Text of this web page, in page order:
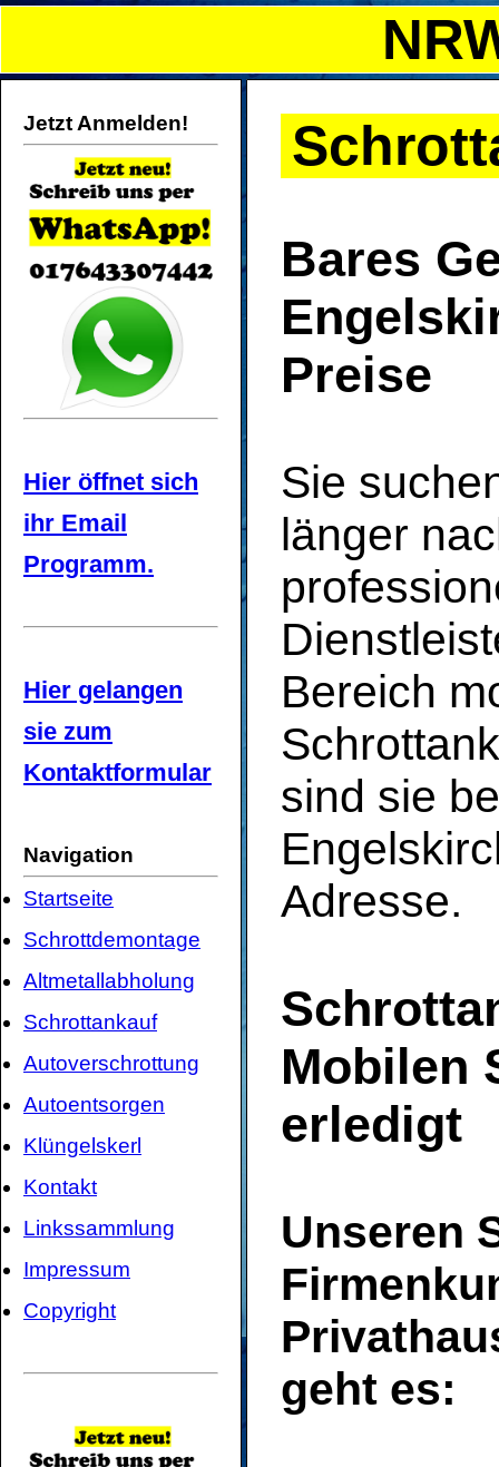
Jetzt Anmelden!
Hier öffnet sich
ihr Email
Programm.
Hier gelangen
sie zum
Kontaktformular
Navigation
Startseite
Schrottdemontage
Altmetallabholung
Schrottankauf
Autoverschrottung
Autoentsorgen
Klüngelskerl
Kontakt
Linkssammlung
Impressum
Copyright
Bares
Preise
Sie
länger
Bereich
sind sie
Adresse.
Mobilen
erledigt
Unseren
geht es: